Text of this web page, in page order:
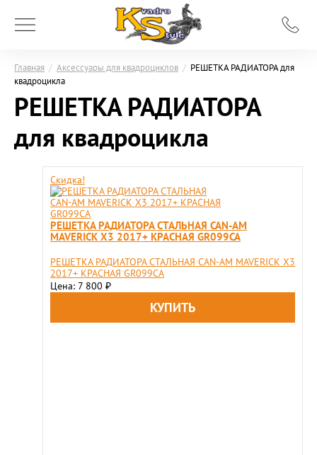
Главная / Аксессуары для квадроциклов / РЕШЕТКА РАДИАТОРА для
квадроцикла
РЕШЕТКА РАДИАТОРА
для квадроцикла
Скидка!
РЕШЕТКА РАДИАТОРА СТАЛЬНАЯ CAN-AM
MAVERICK X3 2017+ КРАСНАЯ GR099CA
РЕШЕТКА РАДИАТОРА СТАЛЬНАЯ CAN-AM MAVERICK X3
2017+ КРАСНАЯ GR099CA
Цена: 7 800 ₽